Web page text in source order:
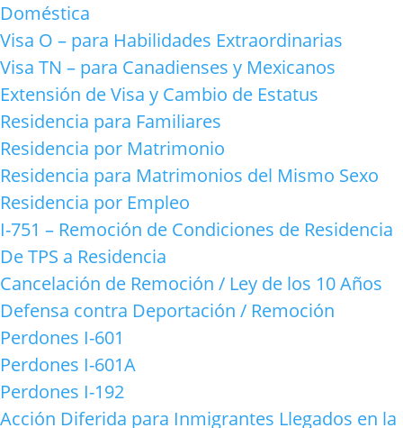
Doméstica
Visa O – para Habilidades Extraordinarias
Visa TN – para Canadienses y Mexicanos
Extensión de Visa y Cambio de Estatus
Residencia para Familiares
Residencia por Matrimonio
Residencia para Matrimonios del Mismo Sexo
Residencia por Empleo
I-751 – Remoción de Condiciones de Residencia
De TPS a Residencia
Cancelación de Remoción / Ley de los 10 Años
Defensa contra Deportación / Remoción
Perdones I-601
Perdones I-601A
Perdones I-192
Acción Diferida para Inmigrantes Llegados en la